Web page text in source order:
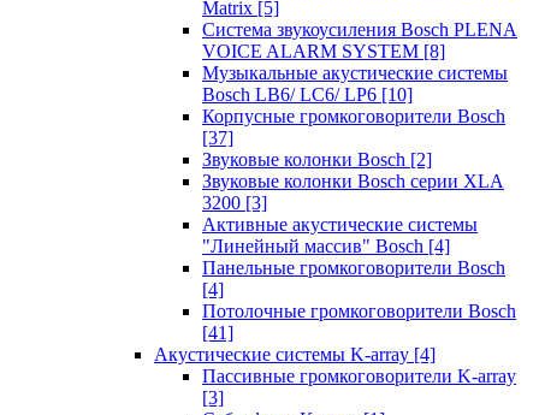
Matrix [5]
Система звукоусиления Bosch PLENA
VOICE ALARM SYSTEM [8]
Музыкальные акустические системы
Bosch LB6/ LC6/ LP6 [10]
Корпусные громкоговорители Bosch
[37]
Звуковые колонки Bosch [2]
Звуковые колонки Bosch серии XLA
3200 [3]
Активные акустические системы
"Линейный массив" Bosch [4]
Панельные громкоговорители Bosch
[4]
Потолочные громкоговорители Bosch
[41]
Акустические системы K-array [4]
Пассивные громкоговорители K-array
[3]